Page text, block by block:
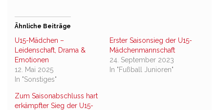
Ähnliche Beiträge
U15-Mädchen –
Leidenschaft, Drama &
Emotionen
12. Mai 2025
In "Sonstiges"
Erster Saisonsieg der U15-
Mädchenmannschaft
24. September 2023
In "Fußball Junioren"
Zum Saisonabschluss hart
erkämpfter Sieg der U15-